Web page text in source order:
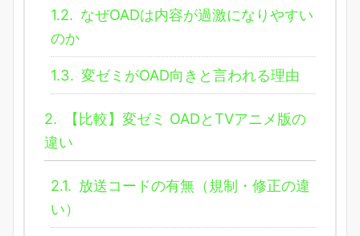
1.2. なぜOADは内容が過激になりやすい
のか
1.3. 変ゼミがOAD向きと言われる理由
2.
【比較】変ゼミ OADとTVアニメ版の
違い
2.1. 放送コードの有無（規制・修正の違
い）